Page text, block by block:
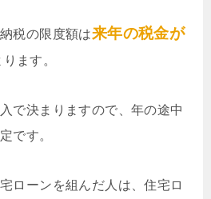
税の限度額は来年の税金が
ます。
で決まりますので、年の途中
です。
ローンを組んだ人は、住宅ロ